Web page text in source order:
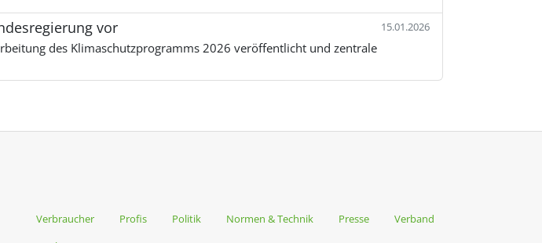
vor 15.01.2026
des Klimaschutzprogramms 2026 veröffentlicht und zentrale
Verbraucher Profis Politik Normen & Technik Presse
Verband